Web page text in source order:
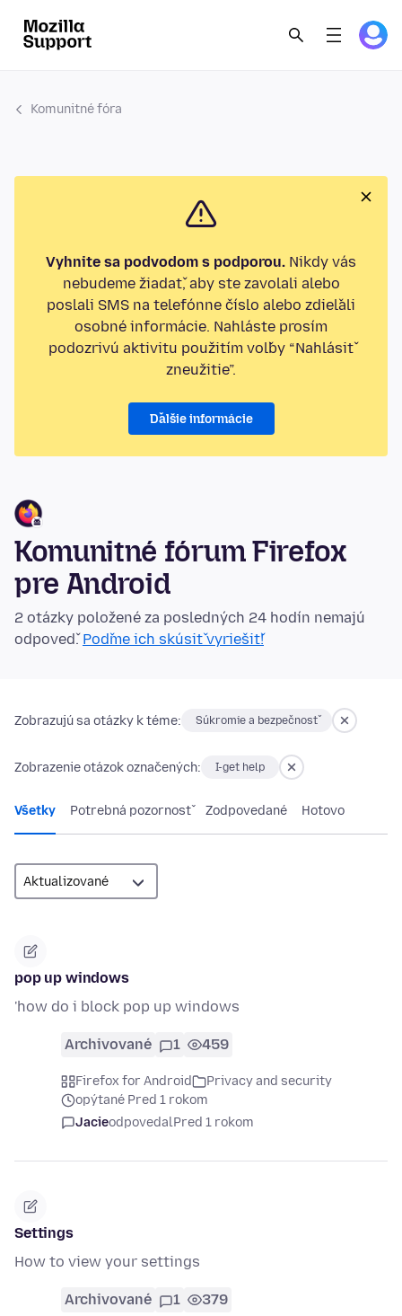
Komunitné fóra
Vyhnite sa podvodom s podporou. Nikdy vás
nebudeme žiadať, aby ste zavolali alebo
poslali SMS na telefónne číslo alebo zdieľali
osobné informácie. Nahláste prosím
podozrivú aktivitu použitím voľby “Nahlásiť
zneužitie”.
Ďalšie informácie
Komunitné fórum Firefox
pre Android
2 otázky položené za posledných 24 hodín nemajú
odpoveď.Poďme ich skúsiť vyriešiť!
Zobrazujú sa otázky k téme: Súkromie a bezpečnosť
Zobrazenie otázok označených: I-get help
Všetky Potrebná pozornosť Zodpovedané Hotovo
pop up windows
'how do i block pop up windows
Archivované 1 459
Firefox for Android
Privacy and security
opýtané Pred 1 rokom
JacieodpovedalPred 1 rokom
Settings
How to view your settings
Archivované 1 379